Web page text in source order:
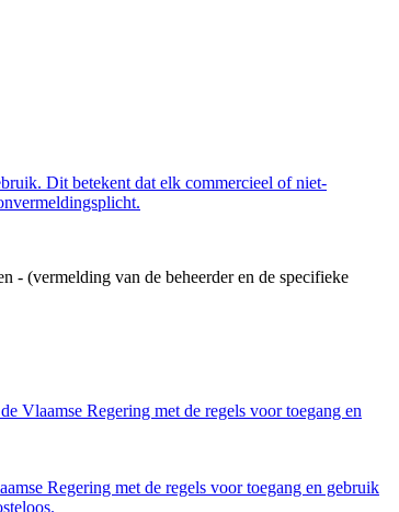
Dit betekent dat elk commercieel of niet-
- (vermelding van de beheerder en de specifieke
Vlaamse Regering met de regels voor toegang en
Regering met de regels voor toegang en gebruik